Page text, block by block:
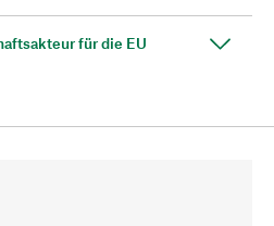
für die EU